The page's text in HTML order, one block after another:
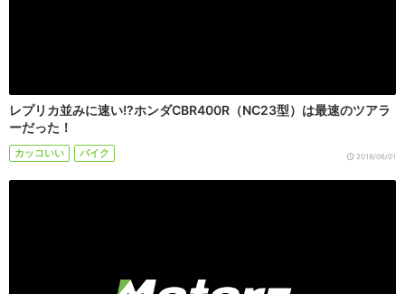
レプリカ並みに速い!?ホンダCBR400R（NC23型）は最速のツアラ
ーだった！
カッコいい バイク 2019/06/01